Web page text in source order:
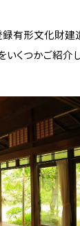
有形文化財建
くつかご紹介し